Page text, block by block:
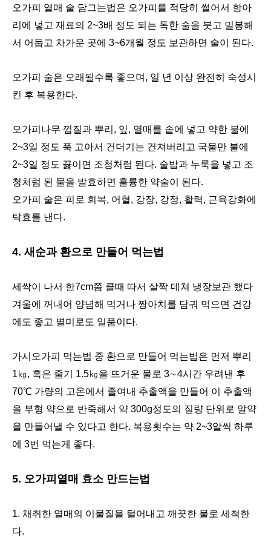
오가피 열매 술 담그는법은 오가피를 적당히 썰어서 항아
리에 넣고 재료의 2~3배 정도 되는 독한 술을 붓고 밀봉해
서 어둡고 차가운 곳에 3~6개월 정도 보관하면 술이 된다.
오가피 술은 오래될수록 좋으며, 일 년 이상 완전히 숙성시
킨 후 복용한다.
오가피나무 껍질과 뿌리, 잎, 열매를 솥에 넣고 약한 불에
2~3일 정도 푹 고아서 건더기는 건져버리고 국물만 불에
2~3일 정도 끓이면 조청처럼 된다. 술밥과 누룩을 넣고 조
청처럼 된 물을 발효하면 훌륭한 약술이 된다.
오가피 술은 피로 회복, 어혈, 강장, 강정, 활력, 근육강화에
탁효를 낸다.
4. 새순과 환으로 만들어 먹는법
세싹이 나서 한7cm쯤 클때 따서 살짝 데쳐 냉장보관 했다
겨울에 꺼내어 양념해 먹거나 짱아치를 담궈 먹으면 건강
에도 좋고 별미로도 일품이다.
가시오가피 먹는법 중 환으로 만들어 먹는법은 먼저 뿌리
1㎏, 혹은 줄기 1.5㎏을 뜨거운 물로 3∼4시간 우려낸 후
70℃ 가량의 고온에서 졸여내 추출액을 만들어 이 추출액
을 부형 약으로 반죽해서 약 300g정도의 질량 단위로 알약
을 만들어낼 수 있다고 한다. 복용횟수는 약 2~3알씩 하루
에 3번 먹는게 좋다.
5. 오가피열매 효소 만드는법
1. 채취한 열매의 이물질을 털어내고 깨끗한 물로 세척한
다.